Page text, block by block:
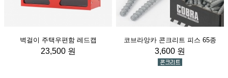
벽걸이 주택우편함 레드캡
23,500 원
코브라앙카 콘크리트 피스 65종
3,600 원